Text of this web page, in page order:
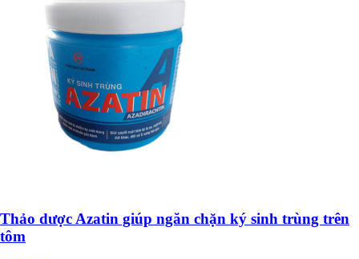
Thảo dược Azatin giúp ngăn chặn ký sinh trùng trên
tôm